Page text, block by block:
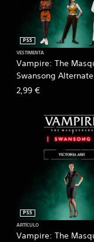
Vampire: The
Swansong
Pack
PS5
VESTIMENTA
2,99 €
Vampire: The
PS5
ARTÍCULO